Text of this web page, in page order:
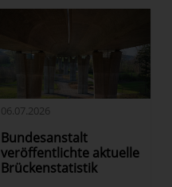
06.07.2026
Bundesanstalt
veröffentlichte aktuelle
Brückenstatistik